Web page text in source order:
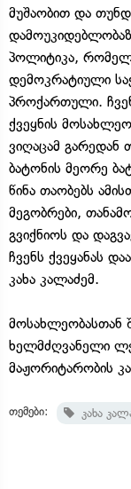
მუშაობით და
პოლიტიკა,
დემოკრატიული
პროქართული.
ქვეყნის
ვიღაცამ გარედან
ბატონის მეორე
წინა თაობებს
მეგობრები,
გვიქნიოს და
ჩვენს ქვეყანას
კახა კალაძემ.
მოსახლეობასთან
ხელმძღვანელი
მაჟორიტარობის
თემები: კახა